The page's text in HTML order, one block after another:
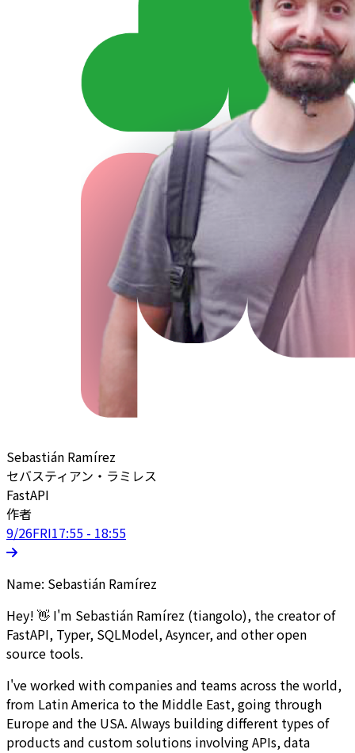
Sebastián Ramírez
セバスティアン・ラミレス
FastAPI
作者
9/26FRI17:55 - 18:55
Name: Sebastián Ramírez
Hey! 👋 I'm Sebastián Ramírez (tiangolo), the creator of
FastAPI, Typer, SQLModel, Asyncer, and other open
source tools.
I've worked with companies and teams across the world,
from Latin America to the Middle East, going through
Europe and the USA. Always building different types of
products and custom solutions involving APIs, data